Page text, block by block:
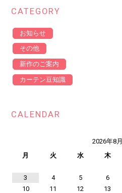
CATEGORY
お知らせ
その他
新作のご案内
カーテン豆知識
CALENDAR
2026年8月
月
火 水 木
3
4 5 6
10
11 12 13